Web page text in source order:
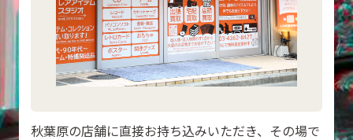
秋葉原の店舗に直接お持ち込みいただき、その場で